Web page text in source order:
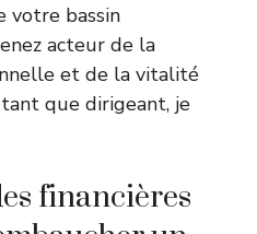
votre bassin
acteur de la
et de la vitalité
que dirigeant, je
financières